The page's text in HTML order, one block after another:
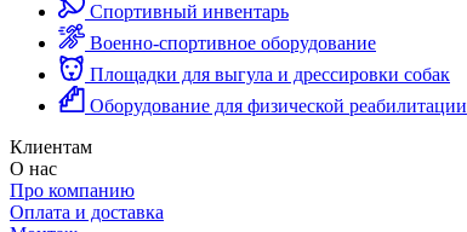
Спортивный инвентарь
Военно-спортивное оборудование
Площадки для выгула и дрессировки собак
Оборудование для физической реабилитации
Клиентам
О нас
Про компанию
Оплата и доставка